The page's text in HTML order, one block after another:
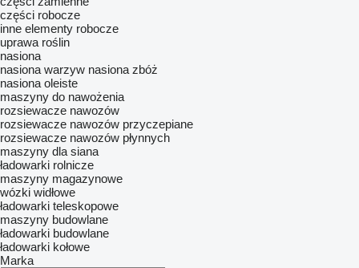
części robocze
inne elementy robocze
uprawa roślin
nasiona
nasiona warzyw nasiona zbóż
nasiona oleiste
maszyny do nawożenia
rozsiewacze nawozów
rozsiewacze nawozów przyczepiane
rozsiewacze nawozów płynnych
maszyny dla siana
ładowarki rolnicze
maszyny magazynowe
wózki widłowe
ładowarki teleskopowe
maszyny budowlane
ładowarki budowlane
ładowarki kołowe
Marka